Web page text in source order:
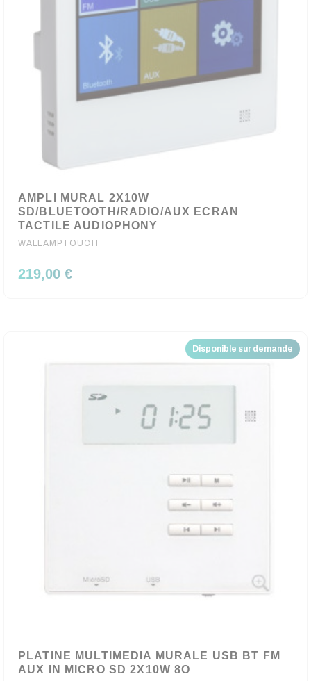
AMPLI MURAL 2X10W
SD/BLUETOOTH/RADIO/AUX ECRAN
TACTILE AUDIOPHONY
WALLAMPTOUCH
219,00 €
Disponible sur demande
PLATINE MULTIMEDIA MURALE USB BT FM
AUX IN MICRO SD 2X10W 8O